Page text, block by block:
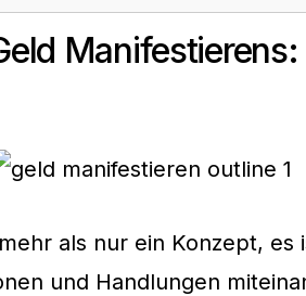
Manifestierens:
als nur ein Konzept, es
und Handlungen